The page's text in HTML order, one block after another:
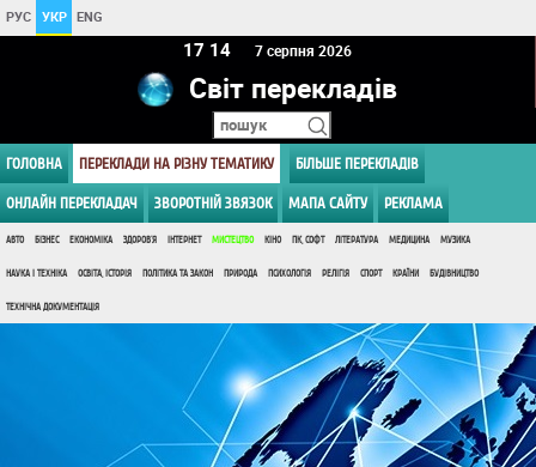
РУС УКР ENG
17 14 7 серпня 2026
Світ перекладів
ГОЛОВНА ПЕРЕКЛАДИ НА РІЗНУ ТЕМАТИКУ БІЛЬШЕ ПЕРЕКЛАДІВ
ОНЛАЙН ПЕРЕКЛАДАЧ ЗВОРОТНІЙ ЗВЯЗОК МАПА САЙТУ РЕКЛАМА
АВТО БІЗНЕС ЕКОНОМІКА ЗДОРОВ'Я ІНТЕРНЕТ МИСТЕЦТВО КІНО ПК, СОФТ ЛІТЕРАТУРА МЕДИЦИНА МУЗИКА
НАУКА І ТЕХНІКА ОСВІТА, ІСТОРІЯ ПОЛІТИКА ТА ЗАКОН ПРИРОДА ПСИХОЛОГІЯ РЕЛІГІЯ СПОРТ КРАЇНИ БУДІВНИЦТВО
ТЕХНІЧНА ДОКУМЕНТАЦІЯ